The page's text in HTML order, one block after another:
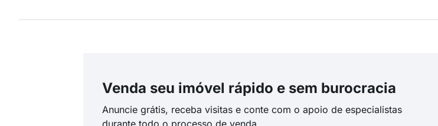
Venda seu imóvel rápido e sem burocracia
Anuncie grátis, receba visitas e conte com o apoio de especialistas
durante todo o processo de venda.